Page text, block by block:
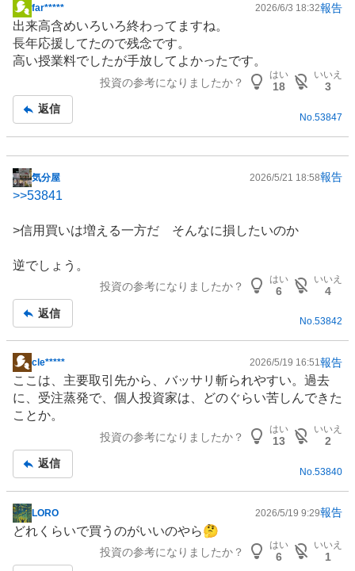
掲
示
板
記
far***** 2026/6/3 18:32報告
出来高含めいろいろ終わってますね。
長年応援してたので残念です。
高い授業料でしたが手放してよかったです。
投資の参考になりましたか？
はい
18
いいえ
3
返信
No. 53847
掲
示
記
気分屋 2026/5/21 18:58報告
>>53841
>信用買いは増える一方だ そんなに損したいのか
逆でしょう。
投資の参考になりましたか？
はい
6
いいえ
4
返信
No.53842
掲
示
板
記
cle***** 2026/5/19 16:51報告
ここは、主要取引先から、バッサリ斬られやすい。過去
に、受注蒸発で、個人投資家は、どのぐらい苦しんできた
ことか。
投資の参考になりましたか？
はい
13
いいえ
2
返信
No. 53840
掲
示
LORO 2026/5/19 9:29報告
どれくらいで買うのがいいのやら🤔
投資の参考になりましたか？
はい
6
いいえ
1